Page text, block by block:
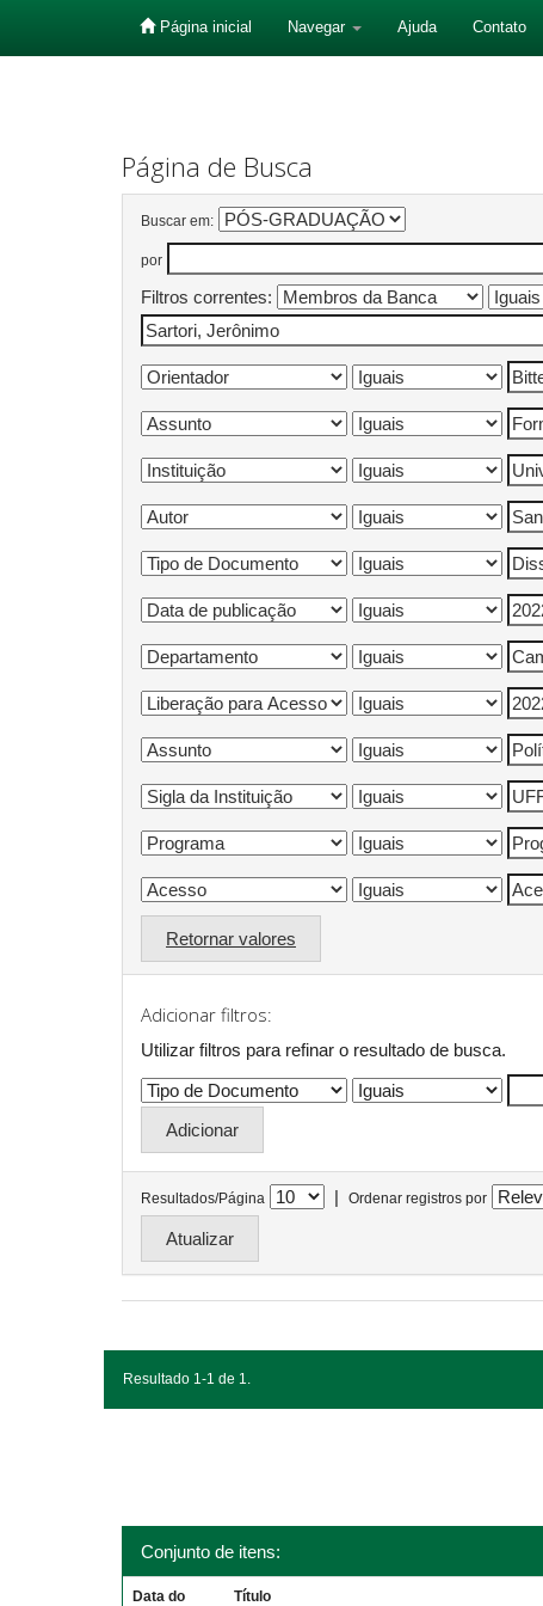
Página inicial Navegar Ajuda Contato
Página de Busca
Buscar em:
por
Filtros correntes:
Retornar valores
Adicionar filtros:
Utilizar filtros para refinar o resultado de busca.
Resultados/Página | Ordenar registros por
Resultado 1-1 de 1.
Conjunto de itens:
Data do Título